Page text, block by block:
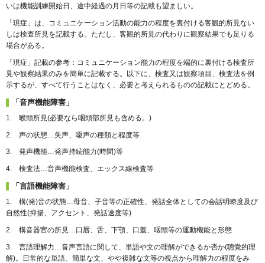
いは機能訓練開始日、途中経過の月日等の記載も望ましい。
「現症」は、コミュニケーション活動の能力の程度を裏付ける客観的所見ない
しは検査所見を記載する。ただし、客観的所見の代わりに観察結果でも足りる
場合がある。
「現症」記載の参考：コミュニケーション能力の程度を端的に裏付ける検査所
見や観察結果のみを簡単に記載する。以下に、検査又は観察項目、検査法を例
示するが、すべて行うことはなく、必要と考えられるものの記載にとどめる。
「音声機能障害」
1. 喉頭所見(必要なら咽頭部所見も含める。)
2. 声の状態…失声、嗄声の種類と程度等
3. 発声機能…発声持続能力(時間)等
4. 検査法…音声機能検査、エックス線検査等
「言語機能障害」
1. 構(発)音の状態…母音、子音等の正確性、発話全体としての会話明瞭度及び
自然性(抑揚、アクセント、発話速度等)
2. 構音器官の所見…口唇、舌、下顎、口蓋、咽頭等の運動機能と形態
3. 言語理解力…音声言語に関して、単語や文の理解ができるか否か(聴覚的理
解)。日常的な単語、簡単な文、やや複雑な文等の視点から理解力の程度をみ